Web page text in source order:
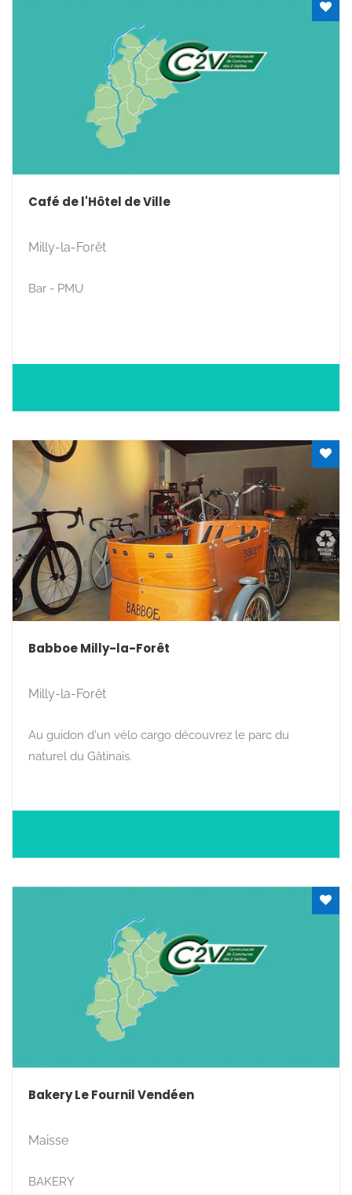
Café de l'Hôtel de Ville
Milly-la-Forêt
Bar - PMU
Babboe Milly-la-Forêt
Milly-la-Forêt
Au guidon d'un vélo cargo découvrez le parc du
naturel du Gâtinais.
Bakery Le Fournil Vendéen
Maisse
BAKERY